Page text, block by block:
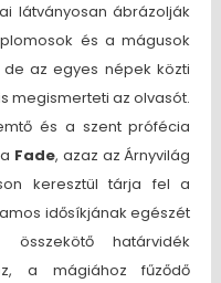
látványosan ábrázolják
és a mágusok
az egyes népek közti
megismerteti az olvasót.
és a szent prófécia
Fade, azaz az Árnyvilág
keresztül tárja fel a
idősíkjának egészét
határvidék
a mágiához fűződő